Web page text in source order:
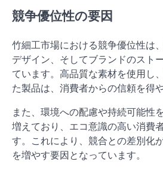
競争優位性の要因
竹細工市場における競争優位性は
デザイン、そしてブランドのスト
ています。高品質な素材を使用し
た製品は、消費者からの信頼を得
また、環境への配慮や持続可能性
増えており、エコ意識の高い消費
す。これにより、競合との差別化
を増やす要因となっています。